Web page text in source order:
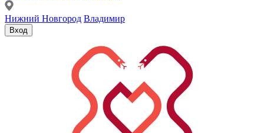
Нижний Новгород Владимир
Вход